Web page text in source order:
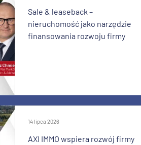
Sale & leaseback –
nieruchomość jako narzędzie
finansowania rozwoju firmy
14 lipca 2026
AXI IMMO wspiera rozwój firmy